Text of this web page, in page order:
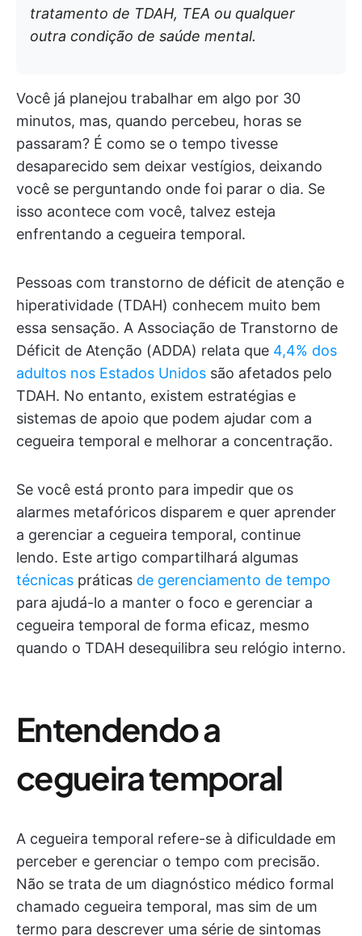
tratamento de TDAH, TEA ou qualquer
outra condição de saúde mental.
Você já planejou trabalhar em algo por 30
minutos, mas, quando percebeu, horas se
passaram? É como se o tempo tivesse
desaparecido sem deixar vestígios, deixando
você se perguntando onde foi parar o dia. Se
isso acontece com você, talvez esteja
enfrentando a cegueira temporal.
Pessoas com transtorno de déficit de atenção e
hiperatividade (TDAH) conhecem muito bem
essa sensação. A Associação de Transtorno de
Déficit de Atenção (ADDA) relata que 4,4% dos
adultos nos Estados Unidos são afetados pelo
TDAH. No entanto, existem estratégias e
sistemas de apoio que podem ajudar com a
cegueira temporal e melhorar a concentração.
Se você está pronto para impedir que os
alarmes metafóricos disparem e quer aprender
a gerenciar a cegueira temporal, continue
lendo. Este artigo compartilhará algumas
técnicas práticas de gerenciamento de tempo
para ajudá-lo a manter o foco e gerenciar a
cegueira temporal de forma eficaz, mesmo
quando o TDAH desequilibra seu relógio interno.
Entendendo a
cegueira temporal
A cegueira temporal refere-se à dificuldade em
perceber e gerenciar o tempo com precisão.
Não se trata de um diagnóstico médico formal
chamado cegueira temporal, mas sim de um
termo para descrever uma série de sintomas